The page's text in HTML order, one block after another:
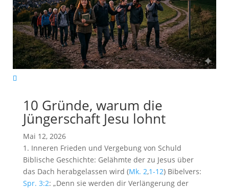
10 Gründe, warum die
Jüngerschaft Jesu lohnt
Mai 12, 2026
1. Inneren Frieden und Vergebung von Schuld
Biblische Geschichte: Gelähmte der zu Jesus über
das Dach herabgelassen wird (Mk. 2,1-12) Bibelvers:
Spr. 3:2: „Denn sie werden dir Verlängerung der